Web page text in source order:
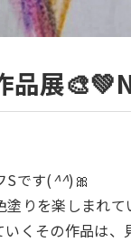
品展
Sです(^^)🎀
りを楽しまれ
くその作品は